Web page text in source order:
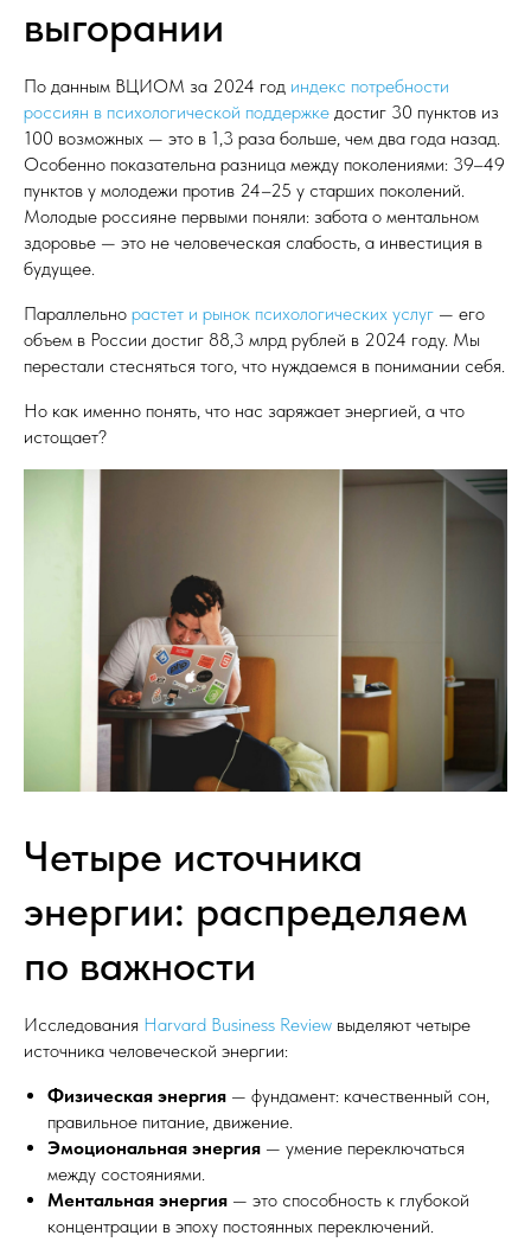
выгорании
По данным ВЦИОМ за 2024 год индекс потребности
россиян в психологической поддержке достиг 30 пунктов из
100 возможных — это в 1,3 раза больше, чем два года назад.
Особенно показательна разница между поколениями: 39–49
пунктов у молодежи против 24–25 у старших поколений.
Молодые россияне первыми поняли: забота о ментальном
здоровье — это не человеческая слабость, а инвестиция в
будущее.
Параллельно растет и рынок психологических услуг — его
объем в России достиг 88,3 млрд рублей в 2024 году. Мы
перестали стесняться того, что нуждаемся в понимании себя.
Но как именно понять, что нас заряжает энергией, а что
истощает?
Четыре источника
энергии: распределяем
по важности
Исследования Harvard Business Review выделяют четыре
источника человеческой энергии:
Физическая энергия — фундамент: качественный сон,
правильное питание, движение.
Эмоциональная энергия — умение переключаться
между состояниями.
Ментальная энергия — это способность к глубокой
концентрации в эпоху постоянных переключений.